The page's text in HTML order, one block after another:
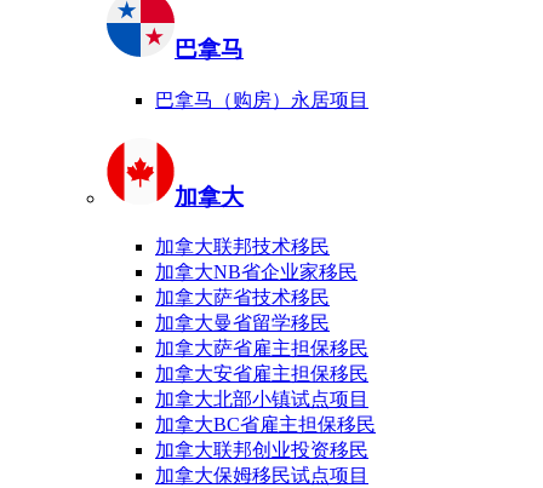
巴拿马
巴拿马（购房）永居项目
加拿大
加拿大联邦技术移民
加拿大NB省企业家移民
加拿大萨省技术移民
加拿大曼省留学移民
加拿大萨省雇主担保移民
加拿大安省雇主担保移民
加拿大北部小镇试点项目
加拿大BC省雇主担保移民
加拿大联邦创业投资移民
加拿大保姆移民试点项目